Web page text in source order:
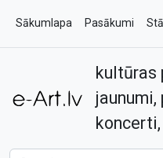
Sākumlapa Pasākumi
Kontakti
kultūras